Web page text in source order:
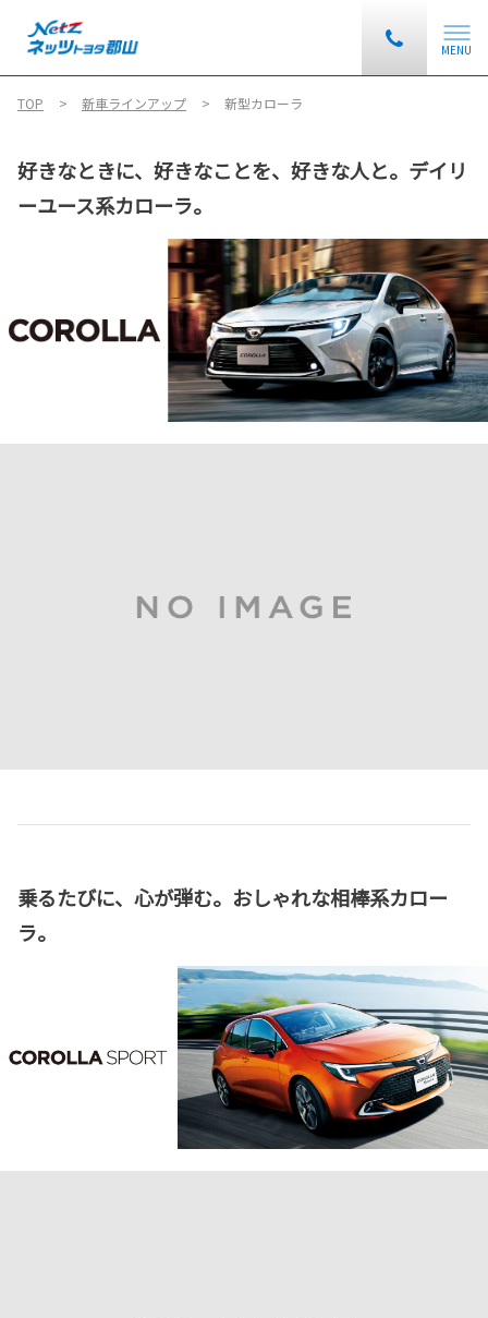
MENU
TOP 新車ラインアップ 新型カローラ
好きなときに、好きなことを、好きな人と。デイリ
ーユース系カローラ。
乗るたびに、心が弾む。おしゃれな相棒系カロー
ラ。